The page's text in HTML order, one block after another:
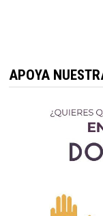
APOYA